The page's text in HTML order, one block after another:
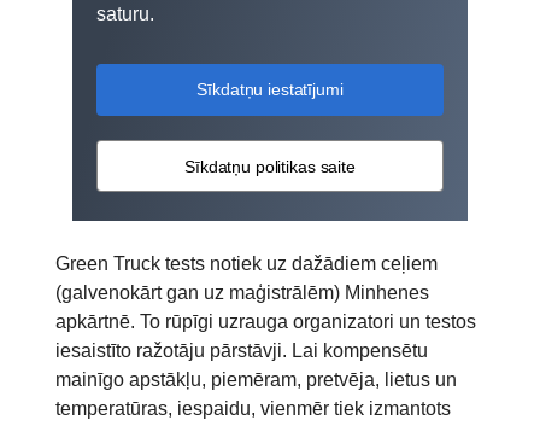
saturu.
Sīkdatņu iestatījumi
Sīkdatņu politikas saite
Green Truck tests notiek uz dažādiem ceļiem
(galvenokārt gan uz maģistrālēm) Minhenes
apkārtnē. To rūpīgi uzrauga organizatori un testos
iesaistīto ražotāju pārstāvji. Lai kompensētu
mainīgo apstākļu, piemēram, pretvēja, lietus un
temperatūras, iespaidu, vienmēr tiek izmantots